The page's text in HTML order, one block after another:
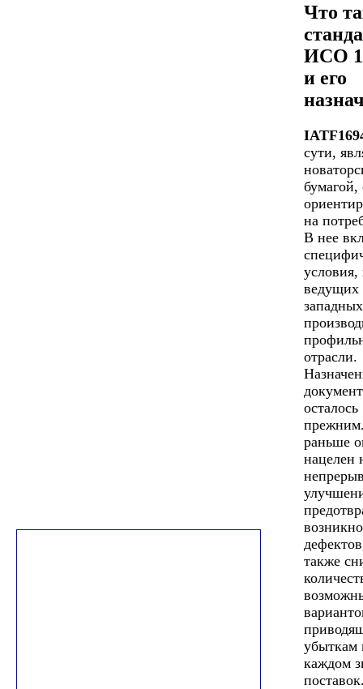
Что
ИСО
и его
сути,
бумагой,
на
В нее
условия,
ведущих
западных
отрасли.
осталось
раньше
нацелен
также
убыткам
каждом